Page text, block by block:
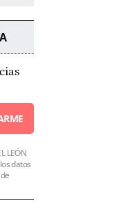
LEÓN
datos